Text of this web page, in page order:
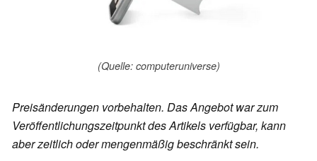
(Quelle: computeruniverse)
Preisänderungen vorbehalten. Das Angebot war zum
Veröffentlichungszeitpunkt des Artikels verfügbar, kann
aber zeitlich oder mengenmäßig beschränkt sein.